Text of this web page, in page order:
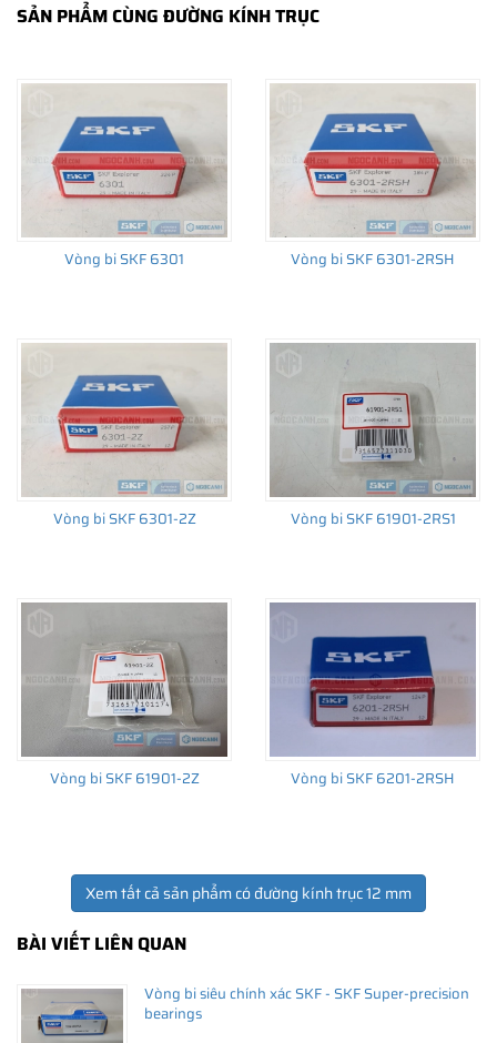
Xem thêm:Ý nghĩa các ký hiệu trên vòng bi cầu SKF
biết lựa chọn loại nào cho phù hợp với nhu cầu của mình. Đừng
Giá bán vòng bi bạc đạn chính hãng SKF
tại NGOCANH.COM
Lấy sự hài lòng của Khách hàng làm thước đo thành công của
doanh nghiệp. NGOCANH.COM luôn cam kếtgiá bán vòng bi bạc
Trải nghiệm Khách hàng tại
SẢN PHẨM CÙNG ĐƯỜNG KÍNH TRỤC
Vòng bi SKF 6301 Vòng bi SKF 6301-2RSH
Vòng bi SKF 6301-2Z Vòng bi SKF 61901-2RS1
Vòng bi SKF 61901-2Z Vòng bi SKF 6201-2RSH
Xem tất cả sản phẩm có đường kính trục 12 mm
BÀI VIẾT LIÊN QUAN
Vòng bi siêu chính xác SKF - SKF Super-precision
bearings